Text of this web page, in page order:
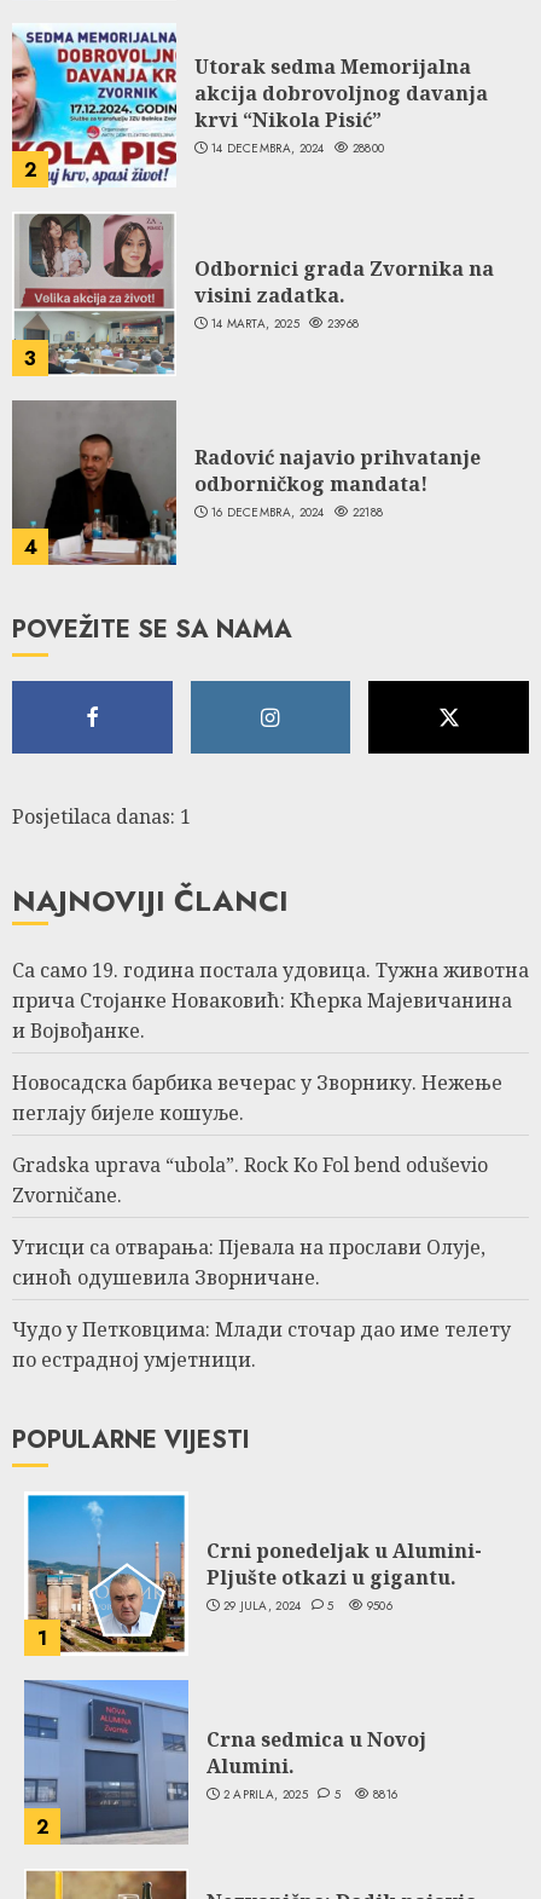
2
Utorak sedma Memorijalna
akcija dobrovoljnog davanja
krvi “Nikola Pisić”
14 DECEMBRA, 2024 28800
3
Odbornici grada Zvornika na
visini zadatka.
14 MARTA, 2025 23968
4
Radović najavio prihvatanje
odborničkog mandata!
16 DECEMBRA, 2024 22188
POVEŽITE SE SA NAMA
Posjetilaca danas: 1
NAJNOVIJI ČLANCI
Са само 19. година постала удовица. Тужна животна
прича Стојанке Новаковић: Кћерка Мајевичанина
и Војвођанке.
Новосадска барбика вечерас у Зворнику. Нежење
пеглају бијеле кошуље.
Gradska uprava “ubola”. Rock Ko Fol bend oduševio
Zvorničane.
Утисци са отварања: Пјевала на прослави Олује,
синоћ одушевила Зворничане.
Чудо у Петковцима: Млади сточар дао име телету
по естрадној умјетници.
POPULARNE VIJESTI
1
Crni ponedeljak u Alumini-
Pljušte otkazi u gigantu.
29 JULA, 2024 5 9506
2
Crna sedmica u Novoj
Alumini.
2 APRILA, 2025 5 8816